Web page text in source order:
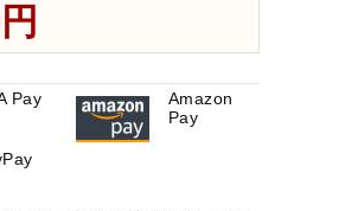
Pay
Amazon
Pay